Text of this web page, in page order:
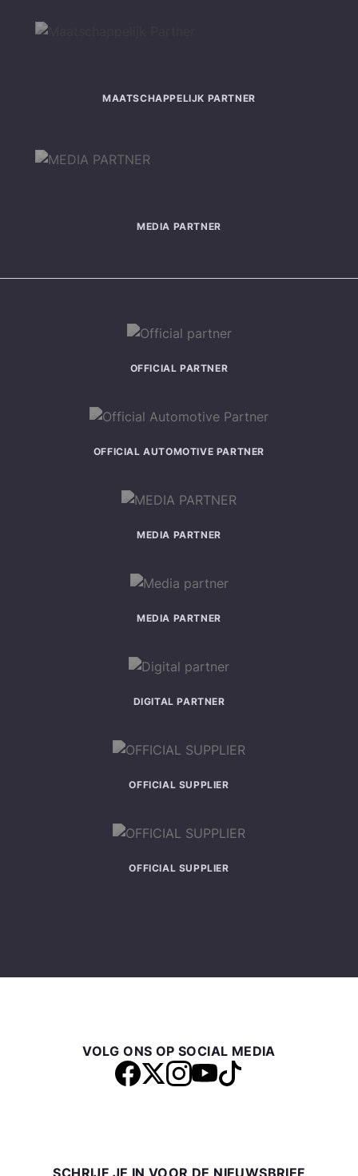
MAATSCHAPPELIJK PARTNER
MEDIA PARTNER
OFFICIAL PARTNER
OFFICIAL AUTOMOTIVE PARTNER
MEDIA PARTNER
MEDIA PARTNER
DIGITAL PARTNER
OFFICIAL SUPPLIER
OFFICIAL SUPPLIER
VOLG ONS OP SOCIAL MEDIA